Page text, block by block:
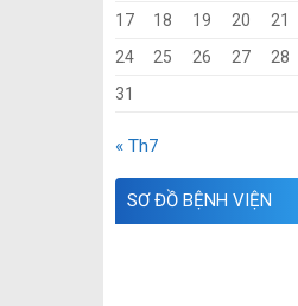
17
18 19 20 21
24
25 26 27 28
31
« Th7
SƠ ĐỒ BỆNH VIỆN